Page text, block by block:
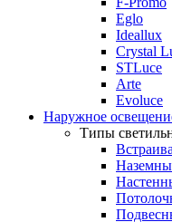
Eglo
Ideallux
Crystal
STLuce
Arte
Evoluce
Наружное
Типы